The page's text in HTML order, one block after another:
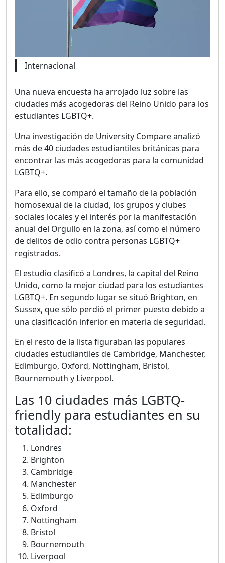
Internacional
Una nueva encuesta ha arrojado luz sobre las
ciudades más acogedoras del Reino Unido para los
estudiantes LGBTQ+.
Una investigación de University Compare analizó
más de 40 ciudades estudiantiles británicas para
encontrar las más acogedoras para la comunidad
LGBTQ+.
Para ello, se comparó el tamaño de la población
homosexual de la ciudad, los grupos y clubes
sociales locales y el interés por la manifestación
anual del Orgullo en la zona, así como el número
de delitos de odio contra personas LGBTQ+
registrados.
El estudio clasificó a Londres, la capital del Reino
Unido, como la mejor ciudad para los estudiantes
LGBTQ+. En segundo lugar se situó Brighton, en
Sussex, que sólo perdió el primer puesto debido a
una clasificación inferior en materia de seguridad.
En el resto de la lista figuraban las populares
ciudades estudiantiles de Cambridge, Manchester,
Edimburgo, Oxford, Nottingham, Bristol,
Bournemouth y Liverpool.
Las 10 ciudades más LGBTQ-
friendly para estudiantes en su
totalidad:
Londres
Brighton
Cambridge
Manchester
Edimburgo
Oxford
Nottingham
Bristol
Bournemouth
Liverpool